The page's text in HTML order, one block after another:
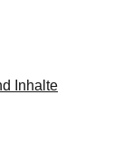
Inhalte